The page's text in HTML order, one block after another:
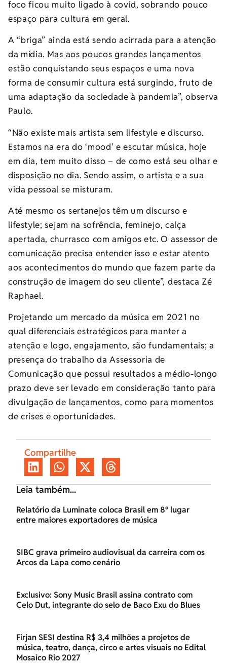
foco ficou muito ligado à covid, sobrando pouco
espaço para cultura em geral.
A “briga” ainda está sendo acirrada para a atenção
da mídia. Mas aos poucos grandes lançamentos
estão conquistando seus espaços e uma nova
forma de consumir cultura está surgindo, fruto de
uma adaptação da sociedade à pandemia”, observa
Paulo.
“Não existe mais artista sem lifestyle e discurso.
Estamos na era do ‘mood’ e escutar música, hoje
em dia, tem muito disso – de como está seu olhar e
disposição no dia. Sendo assim, o artista e a sua
vida pessoal se misturam.
Até mesmo os sertanejos têm um discurso e
lifestyle; sejam na sofrência, feminejo, calça
apertada, churrasco com amigos etc. O assessor de
comunicação precisa entender isso e estar atento
aos acontecimentos do mundo que fazem parte da
construção de imagem do seu cliente”, destaca Zé
Raphael.
Projetando um mercado da música em 2021 no
qual diferenciais estratégicos para manter a
atenção e logo, engajamento, são fundamentais; a
presença do trabalho da Assessoria de
Comunicação que possui resultados a médio-longo
prazo deve ser levado em consideração tanto para
divulgação de lançamentos, como para momentos
de crises e oportunidades.
Compartilhe
Leia também...
Relatório da Luminate coloca Brasil em 8º lugar
entre maiores exportadores de música
SIBC grava primeiro audiovisual da carreira com os
Arcos da Lapa como cenário
Exclusivo: Sony Music Brasil assina contrato com
Celo Dut, integrante do selo de Baco Exu do Blues
Firjan SESI destina R$ 3,4 milhões a projetos de
música, teatro, dança, circo e artes visuais no Edital
Mosaico Rio 2027